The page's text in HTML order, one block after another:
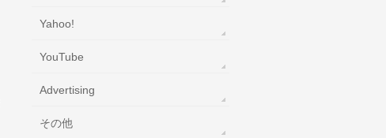
Yahoo!
YouTube
‎Advertising
その他